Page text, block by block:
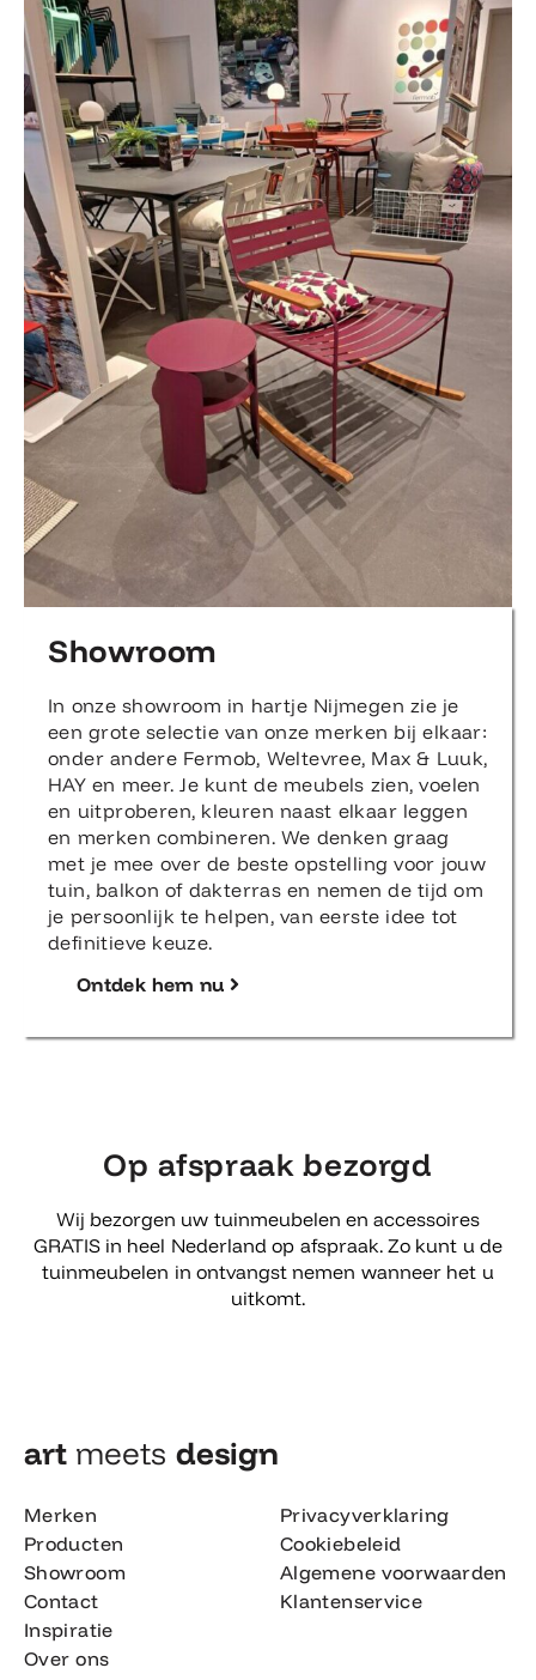
Showroom
In onze showroom in hartje Nijmegen zie je
een grote selectie van onze merken bij elkaar:
onder andere Fermob, Weltevree, Max & Luuk,
HAY en meer. Je kunt de meubels zien, voelen
en uitproberen, kleuren naast elkaar leggen
en merken combineren. We denken graag
met je mee over de beste opstelling voor jouw
tuin, balkon of dakterras en nemen de tijd om
je persoonlijk te helpen, van eerste idee tot
definitieve keuze.
Ontdek hem nu
Op afspraak bezorgd
Wij bezorgen uw tuinmeubelen en accessoires
GRATIS in heel Nederland op afspraak. Zo kunt u de
tuinmeubelen in ontvangst nemen wanneer het u
uitkomt.
art meets design​
Merken
Producten
Showroom
Contact
Inspiratie
Over ons
Privacyverklaring
Cookiebeleid
Algemene voorwaarden
Klantenservice